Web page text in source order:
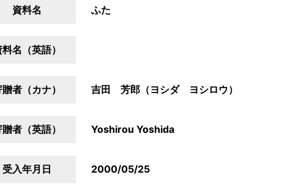
資料名 ふた
名（英語）
者（カナ） 吉田 芳郎（ヨシダ ヨシロウ）
者（英語） Yoshirou Yoshida
受入年月日 2000/05/25